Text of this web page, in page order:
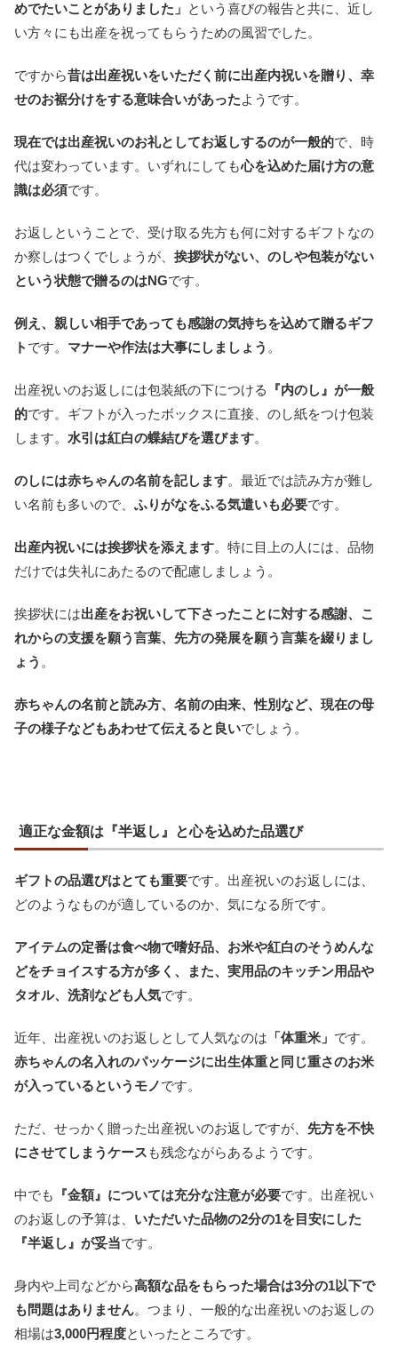
めでたいことがありました」 という喜びの報告と共に、近し
い方々にも出産を祝ってもらうための風習でした。
ですから昔は出産祝いをいただく前に出産内祝いを贈り、幸
せのお裾分けをする意味合いがあったようです。
現在では出産祝いのお礼としてお返しするのが一般的で、時
代は変わっています。いずれにしても心を込めた届け方の意
識は必須です。
お返しということで、受け取る先方も何に対するギフトなの
か察しはつくでしょうが、 挨拶状がない、のしや包装がない
という状態で贈るのはNGです。
例え、親しい相手であっても感謝の気持ちを込めて贈るギフ
ト です。 マナーや作法は大事にしましょう 。
出産祝いのお返しには包装紙の下につける
『内のし』が一般
的です。ギフトが入ったボックスに直接、のし紙をつけ包装
します。 水引は紅白の蝶結びを選びます。
のしには赤ちゃんの名前を記します。最近では読み方が難し
い名前も多いので、 ふりがなをふる気遣いも必要です。
出産内祝いには挨拶状を添えます。特に目上の人には、品物
だけでは失礼にあたるので配慮しましょう。
挨拶状には出産をお祝いして下さったことに対する感謝、こ
れからの支援を願う言葉、先方の発展を願う言葉を綴りまし
ょう 。
赤ちゃんの名前と読み方、名前の由来、性別など、現在の母
子の様子などもあわせて伝えると良いでしょう。
適正な金額は『半返し』と心を込めた品選び
ギフトの品選びはとても重要です。出産祝いのお返しには、
どのようなものが適しているのか、気になる所です。
アイテムの定番は食べ物で嗜好品、お米や紅白のそうめんな
どをチョイスする方が多く、また、実用品のキッチン用品や
タオル、洗剤なども人気です。
近年、出産祝いのお返しとして人気なのは 「体重米」 です。
赤ちゃんの名入れのパッケージに出生体重と同じ重さのお米
が入っているというモノです。
ただ、せっかく贈った出産祝いのお返しですが、 先方を不快
にさせてしまうケース も残念ながらあるようです。
中でも 『金額』については充分な注意が必要です。出産祝い
のお返しの予算は、 いただいた品物の2分の1を目安にした
『半返し』が妥当です。
身内や上司などから高額な品をもらった場合は3分の1以下で
も問題はありません。つまり、一般的な出産祝いのお返しの
相場は3,000円程度といったところです。